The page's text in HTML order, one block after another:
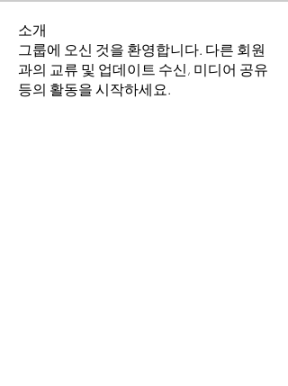
소개
그룹에 오신 것을 환영합니다. 다른 회원
과의 교류 및 업데이트 수신, 미디어 공유
등의 활동을 시작하세요.